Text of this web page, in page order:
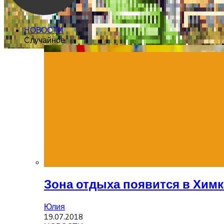
НОВОСТИ
Случайное
Зона отдыха появится в
Юлия
19.07.2018